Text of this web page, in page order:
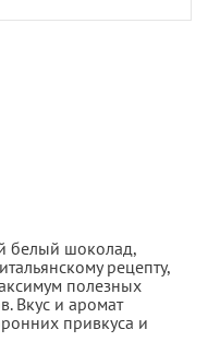
белый шоколад,
рецепту,
полезных
Вкус и аромат
привкуса и